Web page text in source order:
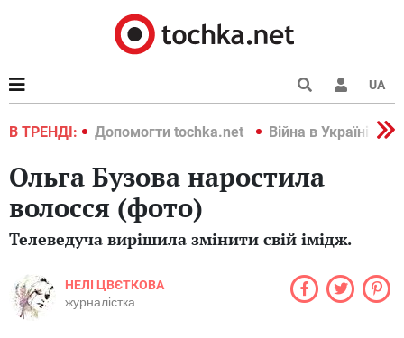
UA
В ТРЕНДІ:
2022 Допомогти tochka.net Війна в Україні 2022
Ольга Бузова наростила
волосся (фото)
Телеведуча вирішила змінити свій імідж.
НЕЛІ ЦВЄТКОВА
журналістка